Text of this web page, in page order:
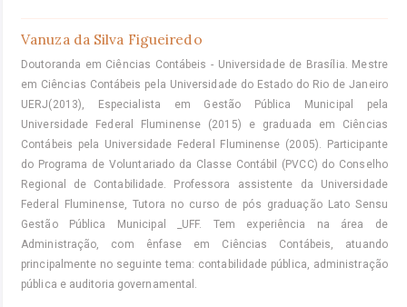
Vanuza da Silva Figueiredo
Doutoranda em Ciências Contábeis - Universidade de Brasília. Mestre
em Ciências Contábeis pela Universidade do Estado do Rio de Janeiro
UERJ(2013), Especialista em Gestão Pública Municipal pela
Universidade Federal Fluminense (2015) e graduada em Ciências
Contábeis pela Universidade Federal Fluminense (2005). Participante
do Programa de Voluntariado da Classe Contábil (PVCC) do Conselho
Regional de Contabilidade. Professora assistente da Universidade
Federal Fluminense, Tutora no curso de pós graduação Lato Sensu
Gestão Pública Municipal _UFF. Tem experiência na área de
Administração, com ênfase em Ciências Contábeis, atuando
principalmente no seguinte tema: contabilidade pública, administração
pública e auditoria governamental.